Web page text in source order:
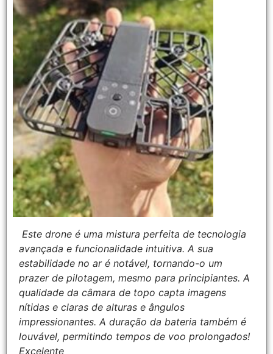
Este drone é uma mistura perfeita de tecnologia
avançada e funcionalidade intuitiva. A sua
estabilidade no ar é notável, tornando-o um
prazer de pilotagem, mesmo para principiantes. A
qualidade da câmara de topo capta imagens
nítidas e claras de alturas e ângulos
impressionantes. A duração da bateria também é
louvável, permitindo tempos de voo prolongados!
Excelente